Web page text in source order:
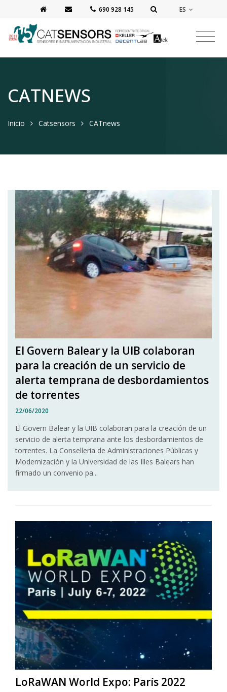
‭690 928 145‬ ES
CATNEWS
Inicio Catsensors CATnews
El Govern Balear y la UIB colaboran
para la creación de un servicio de
alerta temprana de desbordamientos
de torrentes
22/06/2020
El Govern Balear y la UIB colaboran para la creación de un
servicio de alerta temprana ante los desbordamientos de
torrentes. La Conselleria de Administraciones Públicas y
Modernización y la Universidad de las Illes Balears han
firmado un convenio pa...
LoRaWAN World Expo: París 2022